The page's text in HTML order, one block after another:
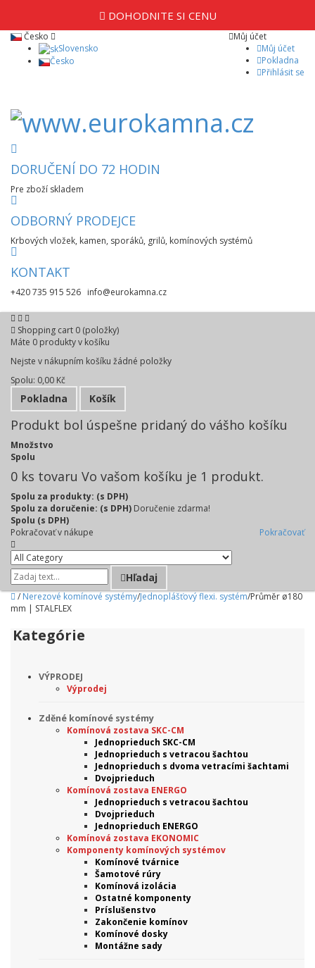
DOHODNITE SI CENU
Můj účet
Můj účet
Pokladna
Přihlásit se
Česko
Slovensko
Česko
DORUČENÍ DO 72 HODIN
Pre zboží skladem
ODBORNÝ PRODEJCE
Krbových vložek, kamen, sporáků, grilů, komínových systémů
KONTAKT
+420 735 915 526 info@eurokamna.cz
Shopping cart 0 (položky)
Máte 0 produkty v košíku
Nejste v nákupním košíku žádné položky
Spolu: 0,00 Kč
Pokladna Košík
Produkt bol úspešne pridaný do vášho košíku
Množstvo
Spolu
0 ks tovaru Vo vašom košíku je 1 produkt.
Spolu za produkty: (s DPH)
Spolu za doručenie: (s DPH) Doručenie zdarma!
Spolu (s DPH)
Pokračovať v nákupe
Pokračovať
Hľadaj
/ Nerezové komínové systémy/Jednoplášťový flexi. systém/Průměr ø180
mm | STALFLEX
Kategórie
VÝPRODEJ
Výprodej
Zděné komínové systémy
Komínová zostava SKC-CM
Jednoprieduch SKC-CM
Jednoprieduch s vetracou šachtou
Jednoprieduch s dvoma vetracími šachtami
Dvojprieduch
Komínová zostava ENERGO
Jednoprieduch s vetracou šachtou
Dvojprieduch
Jednoprieduch ENERGO
Komínová zostava EKONOMIC
Komponenty komínových systémov
Komínové tvárnice
Šamotové rúry
Komínová izolácia
Ostatné komponenty
Príslušenstvo
Zakončenie komínov
Komínové dosky
Montážne sady